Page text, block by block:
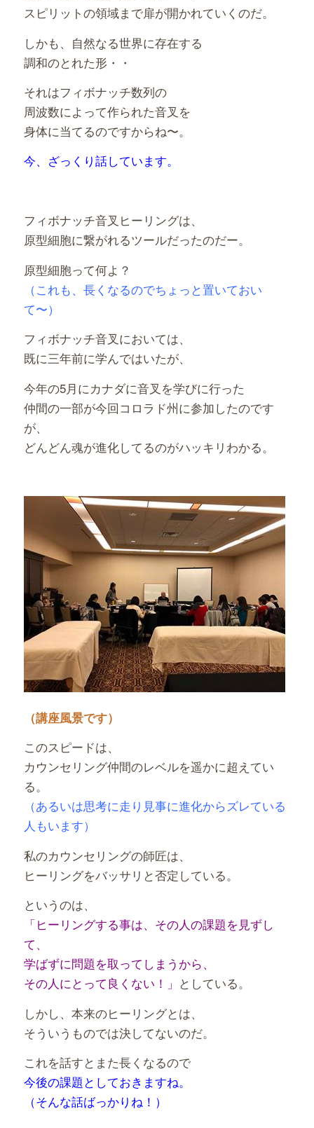
スピリットの領域まで扉が開かれていくのだ。
しかも、自然なる世界に存在する
調和のとれた形・・
それはフィボナッチ数列の
周波数によって作られた音叉を
身体に当てるのですからね〜。
今、ざっくり話しています。
フィボナッチ音叉ヒーリングは、
原型細胞に繋がれるツールだったのだー。
原型細胞って何よ？
（これも、長くなるのでちょっと置いておい
て〜）
フィボナッチ音叉においては、
既に三年前に学んではいたが、
今年の5月にカナダに音叉を学びに行った
仲間の一部が今回コロラド州に参加したのです
が、
どんどん魂が進化してるのがハッキリわかる。
（講座風景です）
このスピードは、
カウンセリング仲間のレベルを遥かに超えてい
る。
（あるいは思考に走り見事に進化からズレている
人もいます）
私のカウンセリングの師匠は、
ヒーリングをバッサリと否定している。
というのは、
「ヒーリングする事は、その人の課題を見ずし
て、
学ばずに問題を取ってしまうから、
その人にとって良くない！」 としている。
しかし、本来のヒーリングとは、
そういうものでは決してないのだ。
これを話すとまた長くなるので
今後の課題としておきますね。
（そんな話ばっかりね！）